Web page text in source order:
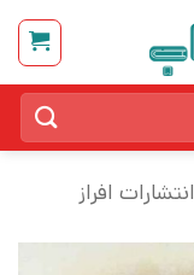
انتشارات افراز